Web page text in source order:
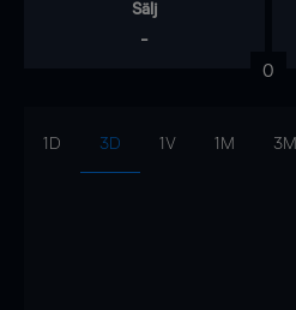
Sälj
-
0
1D 3D 1V 1M 3M